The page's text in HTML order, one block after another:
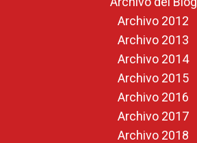
Archivo 2012
Archivo 2013
Archivo 2014
Archivo 2015
Archivo 2016
Archivo 2017
Archivo 2018